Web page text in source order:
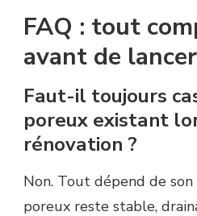
FAQ : tout
avant de
Faut-il toujours
poreux existant
rénovation ?
Non. Tout dépend de
poreux reste stable,